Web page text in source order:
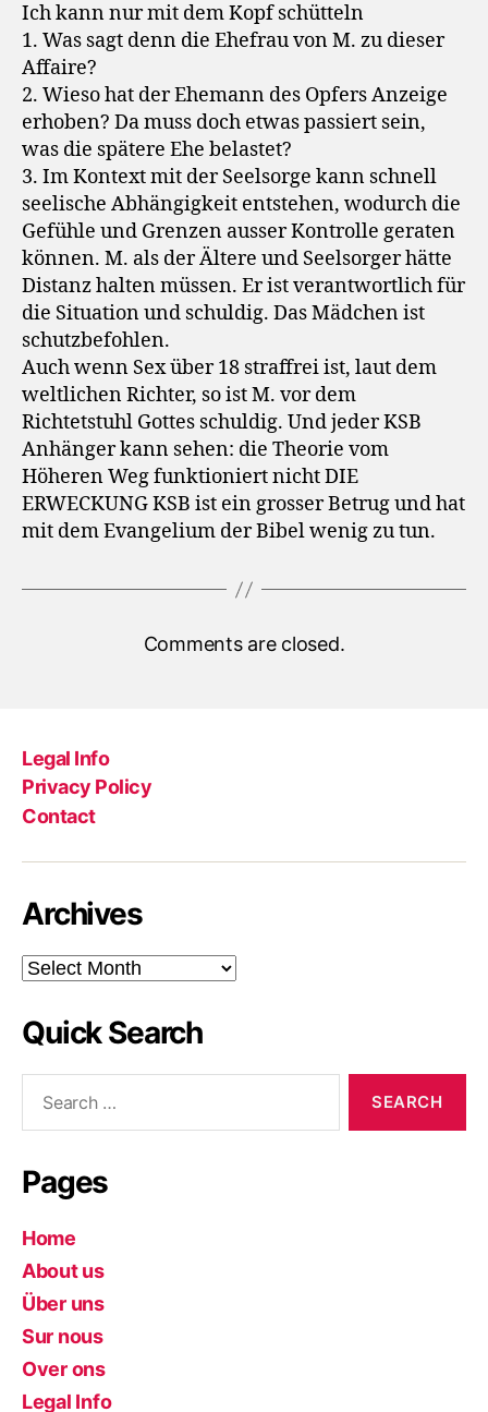
Ich kann nur mit dem Kopf schütteln
1. Was sagt denn die Ehefrau von M. zu dieser
Affaire?
2. Wieso hat der Ehemann des Opfers Anzeige
erhoben? Da muss doch etwas passiert sein,
was die spätere Ehe belastet?
3. Im Kontext mit der Seelsorge kann schnell
seelische Abhängigkeit entstehen, wodurch die
Gefühle und Grenzen ausser Kontrolle geraten
können. M. als der Ältere und Seelsorger hätte
Distanz halten müssen. Er ist verantwortlich für
die Situation und schuldig. Das Mädchen ist
schutzbefohlen.
Auch wenn Sex über 18 straffrei ist, laut dem
weltlichen Richter, so ist M. vor dem
Richtetstuhl Gottes schuldig. Und jeder KSB
Anhänger kann sehen: die Theorie vom
Höheren Weg funktioniert nicht DIE
ERWECKUNG KSB ist ein grosser Betrug und hat
mit dem Evangelium der Bibel wenig zu tun.
Comments are closed.
Legal Info
Privacy Policy
Contact
Archives
Archives
Quick Search
Pages
Home
About us
Über uns
Sur nous
Over ons
Legal Info